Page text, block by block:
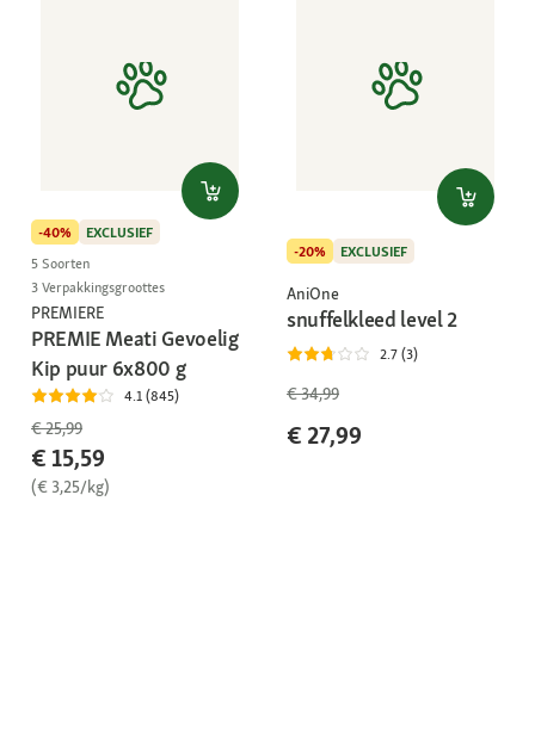
-40%
EXCLUSIEF
5 Soorten
3 Verpakkingsgroottes
PREMIERE
PREMIE Meati Gevoelig
Kip puur 6x800 g
4.1 (845)
€ 25,99
€ 15,59
(€ 3,25/kg)
-20% EXCLUSIEF
AniOne
snuffelkleed level 2
2.7 (3)
€ 34,99
€ 27,99